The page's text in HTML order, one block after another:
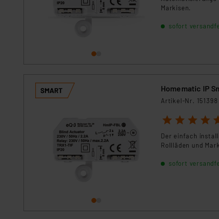
Für die USA besteht kein
Datenschutz nach EU-
Daten in
Impressum |
Markisen.
sofort
Homematic IP
Artikel-Nr. 151398
1 2 3 4 5
Der einfach
Rollläden und
sofort